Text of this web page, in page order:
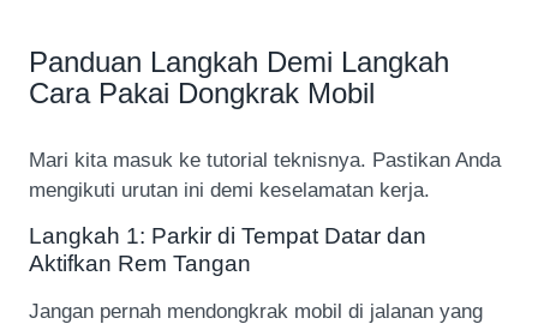
Panduan Langkah Demi Langkah
Cara Pakai Dongkrak Mobil
Mari kita masuk ke tutorial teknisnya. Pastikan Anda
mengikuti urutan ini demi keselamatan kerja.
Langkah 1: Parkir di Tempat Datar dan
Aktifkan Rem Tangan
Jangan pernah mendongkrak mobil di jalanan yang